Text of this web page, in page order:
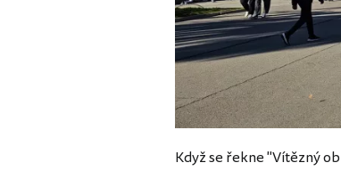
Když se řekne "Vítězný